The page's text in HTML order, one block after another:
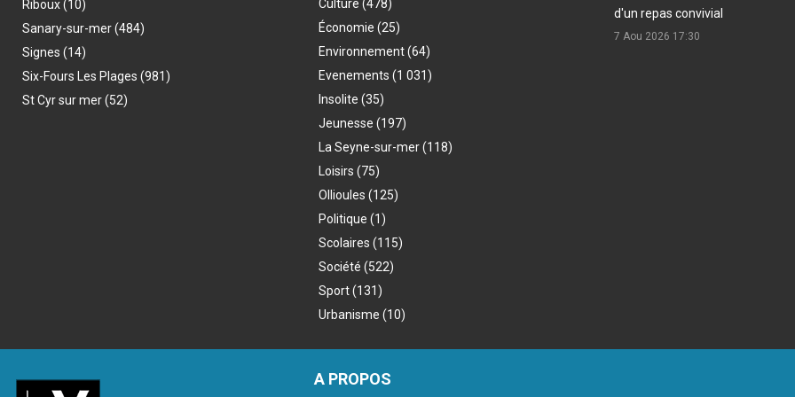
Riboux(10)
Sanary-sur-mer(484)
Signes (14)
Six-Fours Les Plages (981)
St Cyr sur mer(52)
Culture (478)
Économie (25)
Environnement(64)
Evenements (1 031)
Insolite (35)
Jeunesse (197)
La Seyne-sur-mer(118)
Loisirs (75)
Ollioules (125)
Politique (1)
Scolaires (115)
Société (522)
Sport(131)
Urbanisme (10)
d'un repas convivial
7 Aou 2026 17:30
A PROPOS